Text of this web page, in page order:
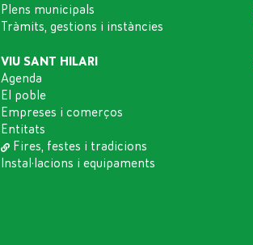
Plens municipals
Tràmits, gestions i instàncies
VIU SANT HILARI
Agenda
El poble
Empreses i comerços
Entitats
Fires, festes i tradicions
Instal·lacions i equipaments